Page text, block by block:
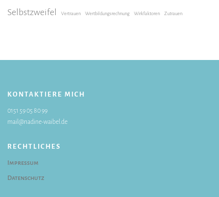
Selbstzweifel Vertrauen Wertbildungsrechnung Wirkfaktoren Zutrauen
KONTAKTIERE MICH
0151 59 05 80 99
mail@nadine-waibel.de
RECHTLICHES
Impressum
Datenschutz